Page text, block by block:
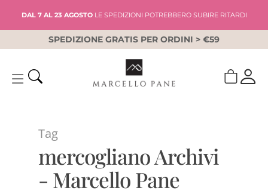
DAL 7 AL 23 AGOSTOLE SPEDIZIONI POTREBBERO SUBIRE RITARDI
SPEDIZIONE GRATIS PER ORDINI > €59
Tag
mercogliano Archivi
- Marcello Pane